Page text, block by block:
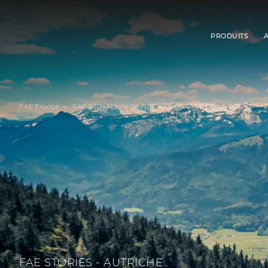
PRODUITS
FAE France FAE STORIES VIVRE AU CONTACT DE LA FORÊT
FAE STORIES - AUTRICHE